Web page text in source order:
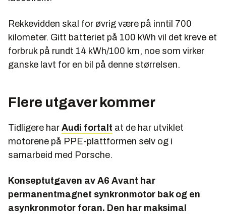
Rekkevidden skal for øvrig være på inntil 700
kilometer. Gitt batteriet på 100 kWh vil det kreve et
forbruk på rundt 14 kWh/100 km, noe som virker
ganske lavt for en bil på denne størrelsen.
Flere utgaver kommer
Tidligere har Audi fortalt at de har utviklet
motorene på PPE-plattformen selv og i
samarbeid med Porsche.
Konseptutgaven av A6 Avant har
permanentmagnet synkronmotor bak og en
asynkronmotor foran. Den har maksimal